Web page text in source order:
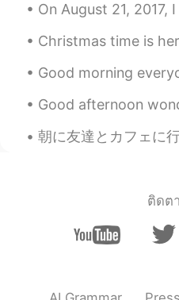
@jemsonI can't
CN EN
@Andrew 安祝
well
Andrew 安祝
@Zoeyou're
On August 21, 2017, I tagged along with a
Christmas time is here Happiness and cheer
Good morning everyone! It is tongue twister
Good afternoon wonderful people! It is English
朝に友達とカフェに行きました。サンドイッチを食べました。美味しかったです！友達はクレッサントを食
ติดต